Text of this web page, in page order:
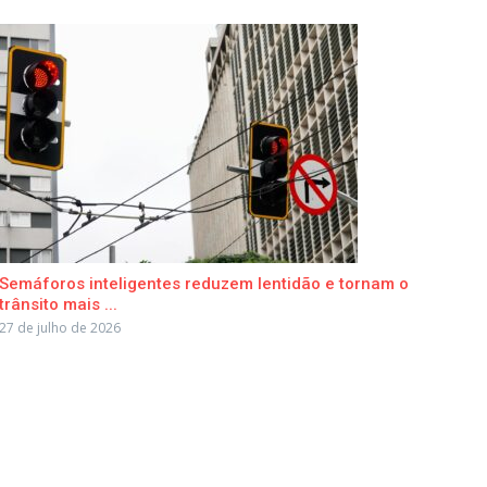
Semáforos inteligentes reduzem lentidão e tornam o
trânsito mais ...
27 de julho de 2026